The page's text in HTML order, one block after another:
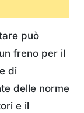
può
freno per il
di
delle norme
e il